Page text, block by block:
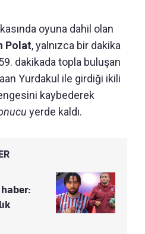
oyuna dahil olan
Polat, yalnızca bir dakika
dakikada topla buluşan
Yurdakul ile girdiği ikili
kaybederek
yerde kaldı.